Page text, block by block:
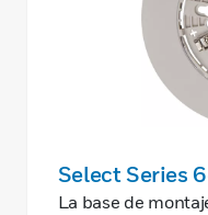
Select Series
La base de